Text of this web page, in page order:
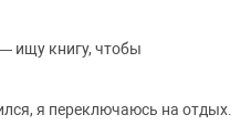
ищу книгу, чтобы
я переключаюсь на отдых.